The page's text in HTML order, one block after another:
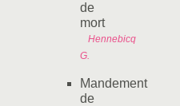
de
mort
Hennebicq
G.
Mandement
de